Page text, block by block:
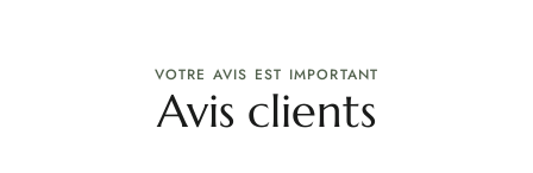
VOTRE AVIS EST IMPORTANT
Avis clients